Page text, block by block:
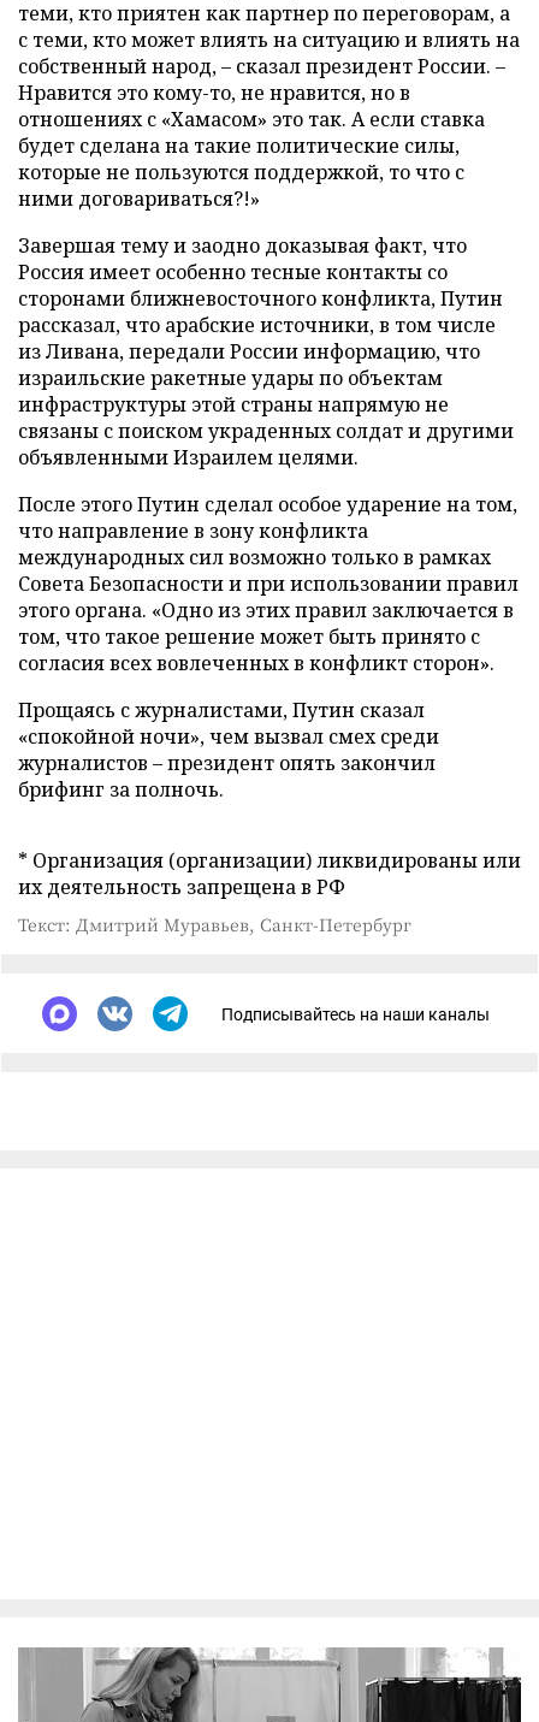
теми, кто приятен как партнер по переговорам, а
с теми, кто может влиять на ситуацию и влиять на
собственный народ, – сказал президент России. –
Нравится это кому-то, не нравится, но в
отношениях с «Хамасом» это так. А если ставка
будет сделана на такие политические силы,
которые не пользуются поддержкой, то что с
ними договариваться?!»
Завершая тему и заодно доказывая факт, что
Россия имеет особенно тесные контакты со
сторонами ближневосточного конфликта, Путин
рассказал, что арабские источники, в том числе
из Ливана, передали России информацию, что
израильские ракетные удары по объектам
инфраструктуры этой страны напрямую не
связаны с поиском украденных солдат и другими
объявленными Израилем целями.
После этого Путин сделал особое ударение на том,
что направление в зону конфликта
международных сил возможно только в рамках
Совета Безопасности и при использовании правил
этого органа. «Одно из этих правил заключается в
том, что такое решение может быть принято с
согласия всех вовлеченных в конфликт сторон».
Прощаясь с журналистами, Путин сказал
«спокойной ночи», чем вызвал смех среди
журналистов – президент опять закончил
брифинг за полночь.
* Организация (организации) ликвидированы или
их деятельность запрещена в РФ
Текст: Дмитрий Муравьев, Санкт-Петербург
Подписывайтесь на наши каналы